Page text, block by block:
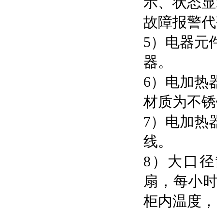
故障报警
5）电器元
器。
6）电加热
材质为不
7）电加热
线。
8）大口
扇，每小
柜内温度